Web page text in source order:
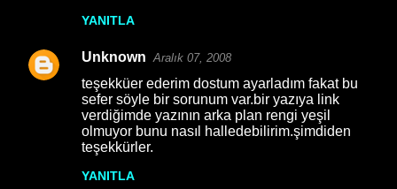
YANITLA
Unknown Aralık 07, 2008
teşekküer ederim dostum ayarladım fakat bu
sefer söyle bir sorunum var.bir yazıya link
verdiğimde yazının arka plan rengi yeşil
olmuyor bunu nasıl halledebilirim.şimdiden
teşekkürler.
YANITLA